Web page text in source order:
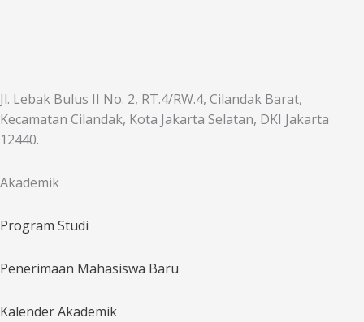
Jl. Lebak Bulus II No. 2, RT.4/RW.4, Cilandak Barat,
Kecamatan Cilandak, Kota Jakarta Selatan, DKI Jakarta
12440.
Akademik
Program Studi
Penerimaan Mahasiswa Baru
Kalender Akademik